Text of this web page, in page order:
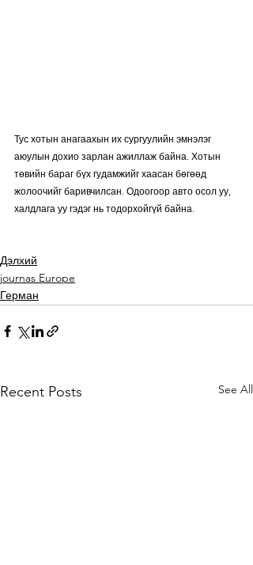
Тус хотын анагаахын их сургуулийн эмнэлэг
аюулын дохио зарлан ажиллаж байна. Хотын
төвийн бараг бүх гудамжийг хаасан бөгөөд
жолоочийг баривчилсан. Одоогоор авто осол уу,
халдлага уу гэдэг нь тодорхойгүй байна.
Дэлхий
journas Europe
Герман
Recent Posts See All